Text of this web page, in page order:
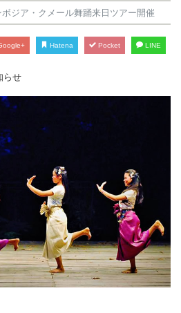
ボジア・クメール舞踊来日ツアー開催
Hatena Pocket LINE
らせ